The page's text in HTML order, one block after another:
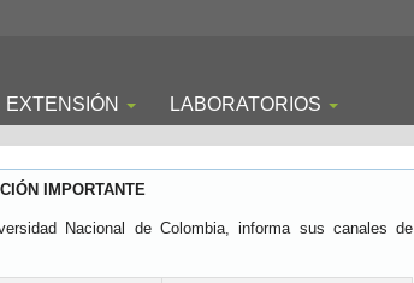
EXTENSIÓN LABORATORIOS
IMPORTANTE
Nacional de Colombia, informa sus canales de